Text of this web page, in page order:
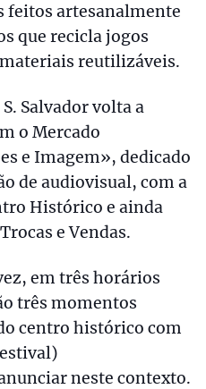
feitos artesanalmente
que recicla jogos
reutilizáveis.
Salvador volta a
o Mercado
e Imagem», dedicado
de audiovisual, com a
Histórico e ainda
e Vendas.
em três horários
três momentos
centro histórico com
neste contexto.